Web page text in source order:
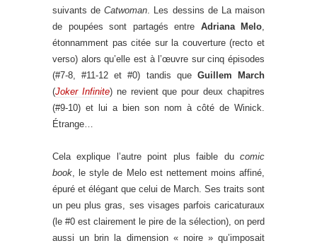
suivants deCatwoman. Les dessins de La maison
de poupées sont partagés entre Adriana Melo,
étonnamment pas citée sur la couverture (recto et
verso) alors qu’elle est à l’œuvre sur cinq épisodes
(#7-8, #11-12 et #0) tandis que Guillem March
(Joker Infinite) ne revient que pour deux chapitres
(#9-10) et lui a bien son nom à côté de Winick.
Étrange…
Cela explique l’autre point plus faible du comic
book, le style de Melo est nettement moins affiné,
épuré et élégant que celui de March. Ses traits sont
un peu plus gras, ses visages parfois caricaturaux
(le #0 est clairement le pire de la sélection), on perd
aussi un brin la dimension « noire » qu’imposait